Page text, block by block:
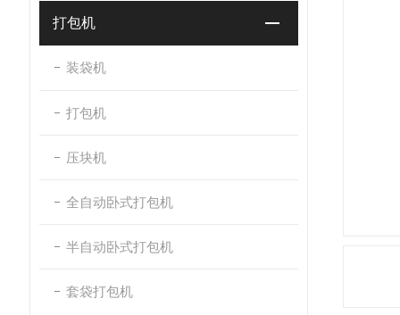
打包机
装袋机
打包机
压块机
全自动卧式打包机
半自动卧式打包机
套袋打包机